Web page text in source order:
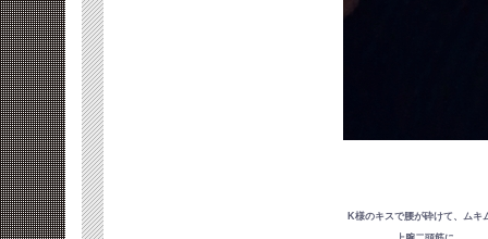
K様のキスで腰が砕けて、ムキ